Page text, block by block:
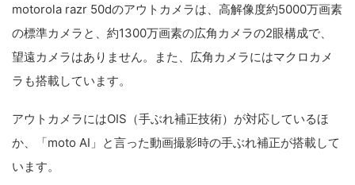
motorola razr 50dのアウトカメラは、高解像度約5000万画素
の標準カメラと、約1300万画素の広角カメラの2眼構成で、
望遠カメラはありません。また、広角カメラにはマクロカメ
ラも搭載しています。
アウトカメラにはOIS（手ぶれ補正技術）が対応しているほ
か、「moto AI」と言った動画撮影時の手ぶれ補正が搭載して
います。